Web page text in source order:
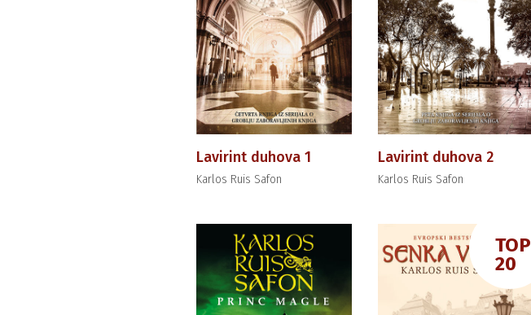
Lavirint duhova 1
Karlos Ruis Safon
Lavirint duhova 2
Karlos Ruis Safon
TOP
20